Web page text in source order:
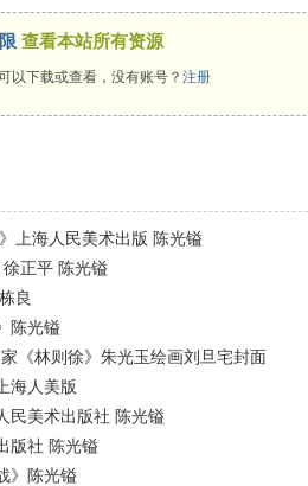
查看本站所有资源
以下载或查看，没有账号？注册
上海人民美术出版 陈光镒
徐正平 陈光镒
良
陈光镒
《林则徐》朱光玉绘画刘旦宅封面
海人美版
民美术出版社 陈光镒
版社 陈光镒
》陈光镒